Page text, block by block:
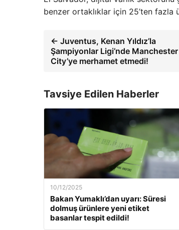
benzer ortaklıklar için 25’ten fazla
← Juventus, Kenan Yıldız’la
Şampiyonlar Ligi’nde Manchester
City’ye merhamet etmedi!
Tavsiye Edilen Haberler
10/12/2025
Bakan Yumaklı’dan uyarı: Süresi
dolmuş ürünlere yeni etiket
basanlar tespit edildi!